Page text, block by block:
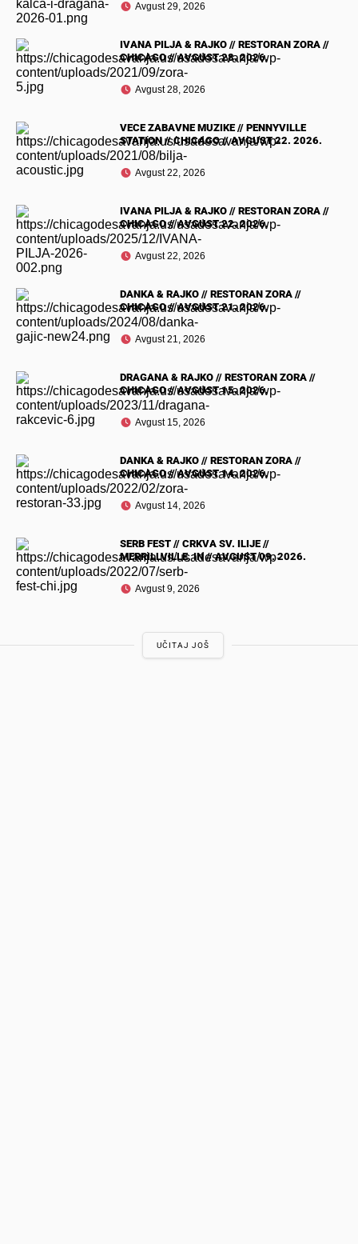
Avgust 29, 2026
IVANA PILJA & RAJKO // RESTORAN ZORA //
CHICAGO // AVGUST 28. 2026.
Avgust 28, 2026
VECE ZABAVNE MUZIKE // PENNYVILLE
STATION // CHICAGO // AVGUST 22. 2026.
Avgust 22, 2026
IVANA PILJA & RAJKO // RESTORAN ZORA //
CHICAGO // AVGUST 22. 2026.
Avgust 22, 2026
DANKA & RAJKO // RESTORAN ZORA //
CHICAGO // AVGUST 21. 2026.
Avgust 21, 2026
DRAGANA & RAJKO // RESTORAN ZORA //
CHICAGO // AVGUST 15. 2026.
Avgust 15, 2026
DANKA & RAJKO // RESTORAN ZORA //
CHICAGO // AVGUST 14. 2026.
Avgust 14, 2026
SERB FEST // CRKVA SV. ILIJE //
MERRILLVILLE, IN // AVGUST 09. 2026.
Avgust 9, 2026
UČITAJ JOŠ